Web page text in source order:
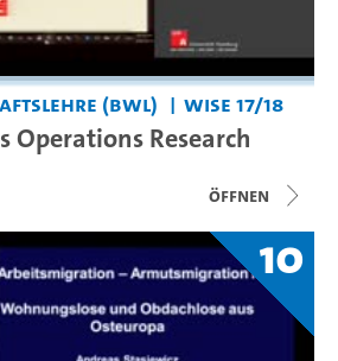
(BWL) WiSe 17/18
Operations Research
Öffnen
10